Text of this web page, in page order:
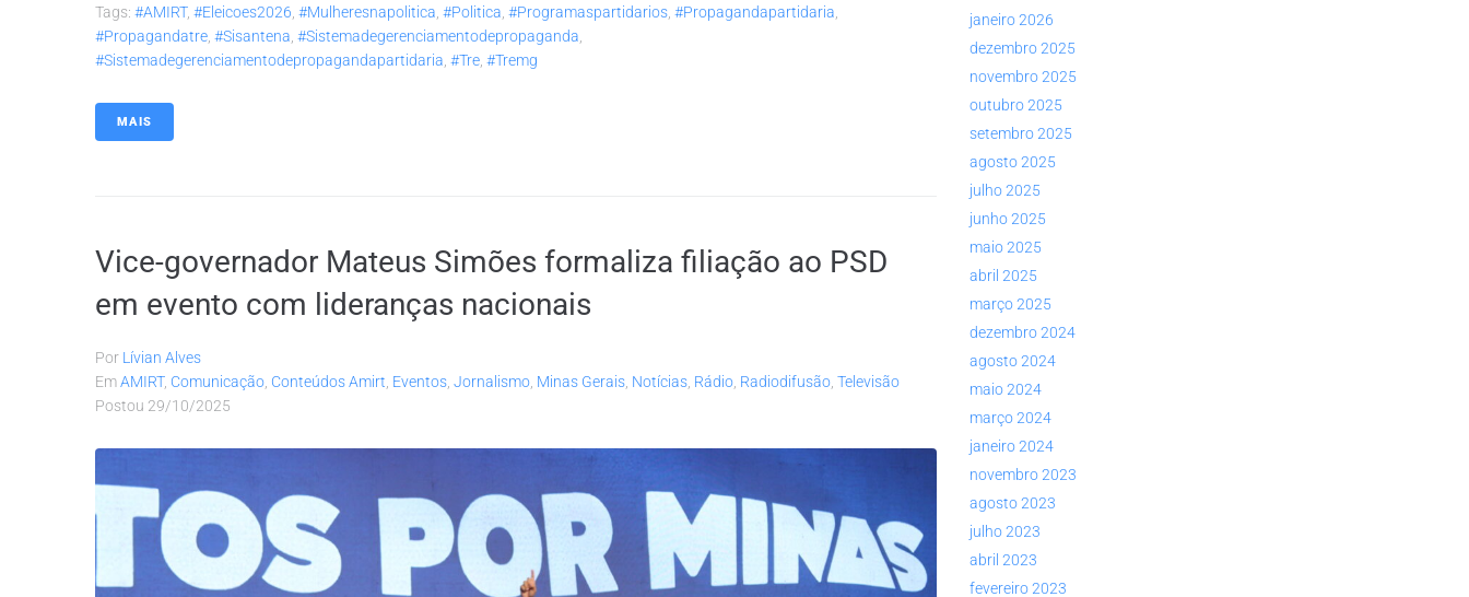
Tags: #AMIRT, #eleicoes2026 #mulheresnapolitica #politica #programaspartidarios #propagandapartidaria
#propagandatre #sisantena #sistemadegerenciamentodepropaganda
#sistemadegerenciamentodepropagandapartidaria #tre #tremg
MAIS
Vice-governador Mateus Simões formaliza filiação ao PSD
em evento com lideranças nacionais
Por Lívian Alves
EmAMIRT, Comunicação Conteúdos Amirt Eventos Jornalismo Minas Gerais Notícias Rádio Radiodifusão Televisão
Postou 29/10/2025
janeiro 2026
dezembro 2025
novembro 2025
outubro 2025
setembro 2025
agosto 2025
julho 2025
junho 2025
maio 2025
abril 2025
março 2025
dezembro 2024
agosto 2024
maio 2024
março 2024
janeiro 2024
novembro 2023
agosto 2023
julho 2023
abril 2023
fevereiro 2023